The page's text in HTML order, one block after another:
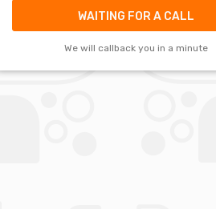
WAITING FOR A CALL
We will callback you in a minute